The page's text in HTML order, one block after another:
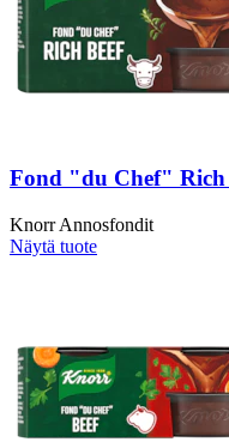
Fond "du Chef" Rich
Knorr Annosfondit
Näytä tuote